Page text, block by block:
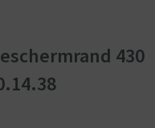
430